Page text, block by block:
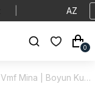
AZ
0
Vmf Mina | Boyun Kulonu | VMBK/680-G112